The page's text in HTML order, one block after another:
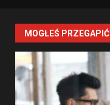
MOGŁEŚ PRZEGAPIĆ